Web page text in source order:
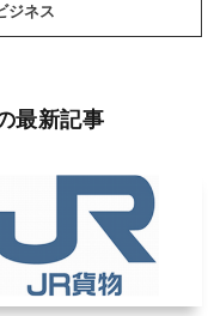
ジネス
最新記事